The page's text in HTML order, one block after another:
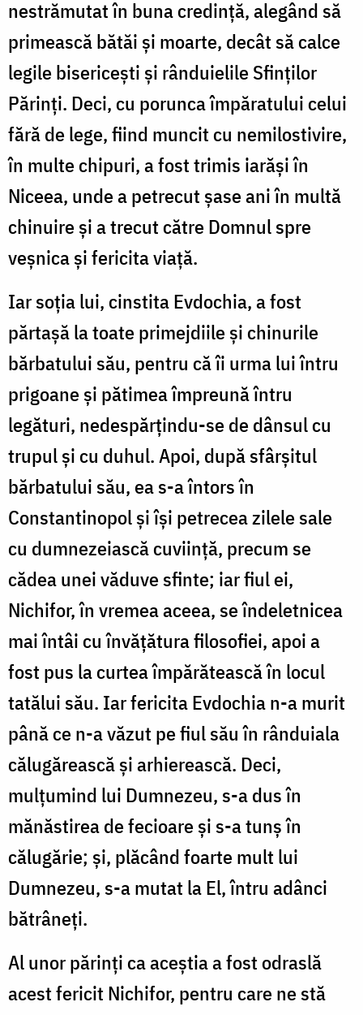
nestrămutat în buna credință, alegând să
primească bătăi și moarte, decât să calce
legile bisericești și rânduielile Sfinților
Părinți. Deci, cu porunca împăratului celui
fără de lege, fiind muncit cu nemilostivire,
în multe chipuri, a fost trimis iarăși în
Niceea, unde a petrecut șase ani în multă
chinuire și a trecut către Domnul spre
veșnica și fericita viață.
Iar soția lui, cinstita Evdochia, a fost
părtașă la toate primejdiile și chinurile
bărbatului său, pentru că îi urma lui întru
prigoane și pătimea împreună întru
legături, nedespărțindu-se de dânsul cu
trupul și cu duhul. Apoi, după sfârșitul
bărbatului său, ea s-a întors în
Constantinopol și își petrecea zilele sale
cu dumnezeiască cuviință, precum se
cădea unei văduve sfinte; iar fiul ei,
Nichifor, în vremea aceea, se îndeletnicea
mai întâi cu învățătura filosofiei, apoi a
fost pus la curtea împărătească în locul
tatălui său. Iar fericita Evdochia n-a murit
până ce n-a văzut pe fiul său în rânduiala
călugărească și arhierească. Deci,
mulțumind lui Dumnezeu, s-a dus în
mănăstirea de fecioare și s-a tunș în
călugărie; și, plăcând foarte mult lui
Dumnezeu, s-a mutat la El, întru adânci
bătrâneți.
Al unor părinți ca aceștia a fost odraslă
acest fericit Nichifor, pentru care ne stă